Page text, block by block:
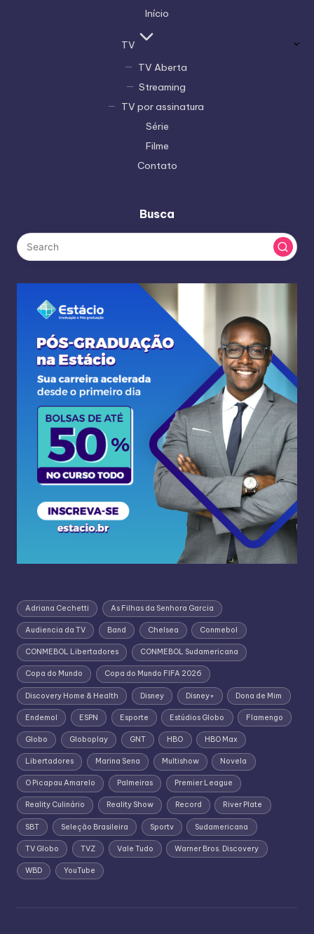
Início
TV
TV Aberta
Streaming
TV por assinatura
Série
Filme
Contato
Busca
Adriana Cechetti As Filhas da Senhora Garcia
Audiencia da TV Band Chelsea Conmebol
CONMEBOL Libertadores CONMEBOL Sudamericana
Copa do Mundo Copa do Mundo FIFA 2026
Discovery Home & Health Disney Disney+ Dona de Mim
Endemol ESPN Esporte Estúdios Globo Flamengo
Globo Globoplay GNT HBO HBO Max
Libertadores Marina Sena Multishow Novela
O Picapau Amarelo Palmeiras Premier League
Reality Culinário Reality Show Record River Plate
SBT Seleção Brasileira Sportv Sudamericana
TV Globo TVZ Vale Tudo Warner Bros. Discovery
WBD YouTube